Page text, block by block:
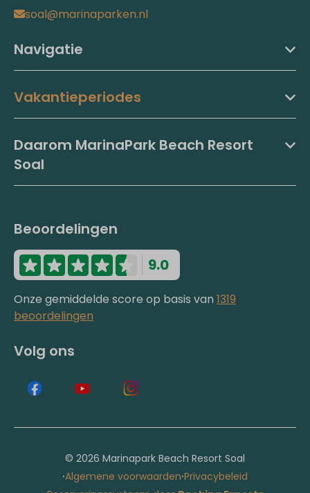
soal@marinaparken.nl
Navigatie
Vakantieperiodes
Daarom MarinaPark Beach Resort
Soal
Beoordelingen
9.0
Onze gemiddelde score op basis van 1319
beoordelingen
Volg ons
© 2026 Marinapark Beach Resort Soal
·Algemene voorwaarden·Privacybeleid